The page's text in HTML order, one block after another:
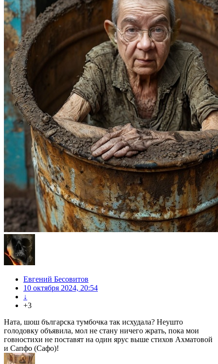
Евгений Бесовитов
10 октября 2024, 20:54
↓
+3
Ната, шош българска тумбочка так исхудала? Неушто
голодовку объявила, мол не стану ничего жрать, пока мои
говностихи не поставят на один ярус выше стихов Ахматовой
и Сапфо (Сафо)!